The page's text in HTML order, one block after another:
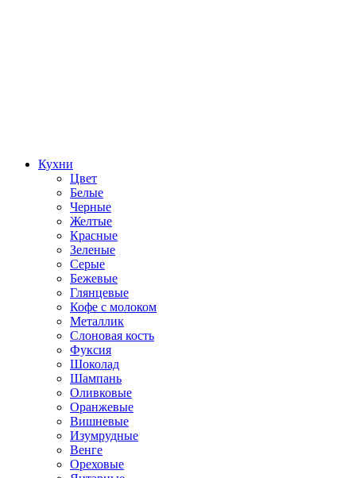
Кухни
Цвет
Белые
Черные
Желтые
Красные
Зеленые
Серые
Бежевые
Глянцевые
Кофе с молоком
Металлик
Слоновая кость
Фуксия
Шоколад
Шампань
Оливковые
Оранжевые
Вишневые
Изумрудные
Венге
Ореховые